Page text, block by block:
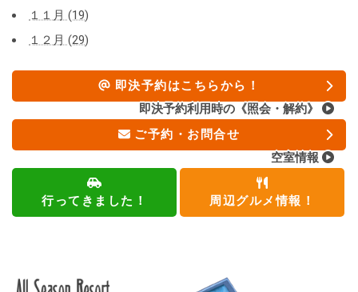
１１月 (19)
１２月 (29)
即決予約はこちらから！
即決予約利用時の《照会・解約》
ご予約・お問合せ
空室情報
行ってきました！ 周辺グルメ情報！